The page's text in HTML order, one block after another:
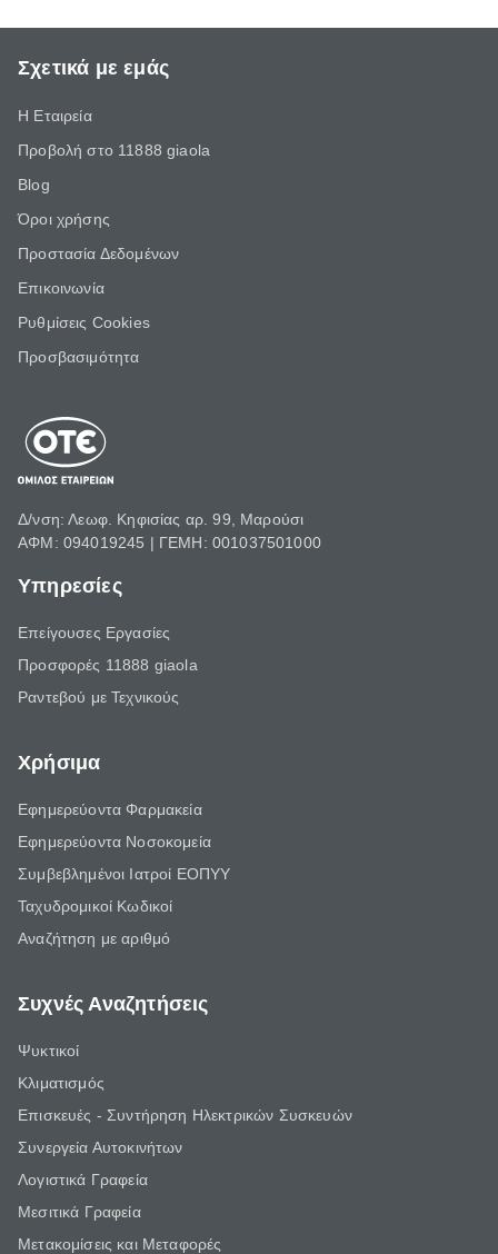
Σχετικά με εμάς
Η Εταιρεία
Προβολή στο 11888 giaola
Blog
Όροι χρήσης
Προστασία Δεδομένων
Επικοινωνία
Ρυθμίσεις Cookies
Προσβασιμότητα
Δ/νση: Λεωφ. Κηφισίας αρ. 99, Μαρούσι
ΑΦΜ: 094019245 | ΓΕΜΗ: 001037501000
Υπηρεσίες
Επείγουσες Εργασίες
Προσφορές 11888 giaola
Ραντεβού με Τεχνικούς
Χρήσιμα
Εφημερεύοντα Φαρμακεία
Εφημερεύοντα Νοσοκομεία
Συμβεβλημένοι Ιατροί ΕΟΠΥΥ
Ταχυδρομικοί Κωδικοί
Αναζήτηση με αριθμό
Συχνές Αναζητήσεις
Ψυκτικοί
Κλιματισμός
Επισκευές - Συντήρηση Ηλεκτρικών Συσκευών
Συνεργεία Αυτοκινήτων
Λογιστικά Γραφεία
Μεσιτικά Γραφεία
Μετακομίσεις και Μεταφορές